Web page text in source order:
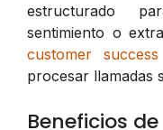
estructurado
sentimiento o
customer success
procesar llamadas
Beneficios